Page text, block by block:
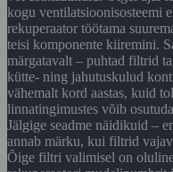
kogu ventilatsioonisosteemi
rekuperaator töötama
teisi komponente kiiremini.
märgatavalt – puhtad filtrid
kütte- ning jahutuskulud
vähemalt kord aastas, kuid
linnatingimustes võib
Jälgige seadme näidikuid –
annab märku, kui filtrid
Õige filtri valimisel on